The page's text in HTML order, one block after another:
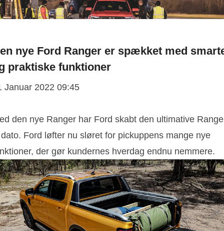
nye Ford Ranger er spækket med
praktiske funktioner
Januar 2022 09:45
den nye Ranger har Ford skabt den ultimative
Ford løfter nu sløret for pickuppens mange nye
der gør kundernes hverdag endnu nemmere.